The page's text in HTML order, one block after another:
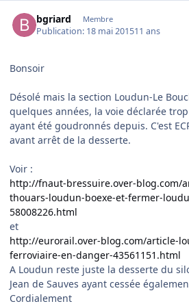
bgriard Membre
Publication: 18 mai 201511 ans
Bonsoir
Désolé mais la section Loudun-Le
quelques années, la voie déclarée
ayant été goudronnés depuis. C'est
avant arrêt de la desserte.
Voir :
http://fnaut-bressuire.over-blog.com/
thouars-loudun-boexe-et-fermer-
58008226.html
et
http://eurorail.over-blog.com/article-
ferroviaire-en-danger-43561151.html
A Loudun reste juste la desserte du
Jean de Sauves ayant cessée
Cordialement